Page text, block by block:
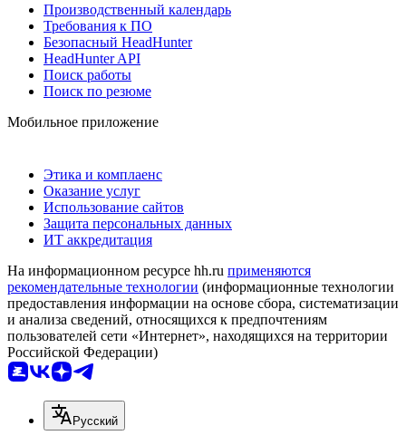
Производственный календарь
Требования к ПО
Безопасный HeadHunter
HeadHunter API
Поиск работы
Поиск по резюме
Мобильное приложение
Этика и комплаенс
Оказание услуг
Использование сайтов
Защита персональных данных
ИТ аккредитация
На информационном ресурсе hh.ru применяются
рекомендательные технологии (информационные технологии
предоставления информации на основе сбора, систематизации
и анализа сведений, относящихся к предпочтениям
пользователей сети «Интернет», находящихся на территории
Российской Федерации)
Русский